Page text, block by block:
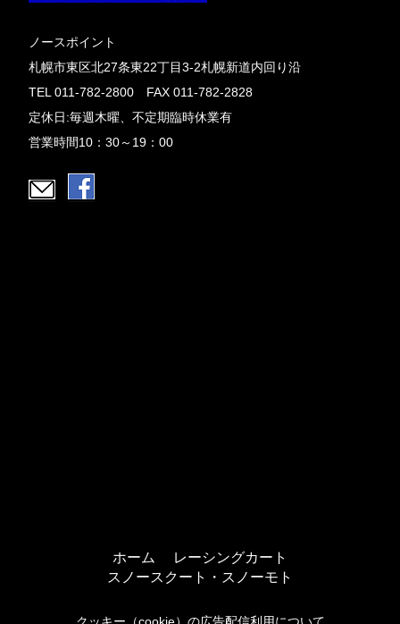
ノースポイント
札幌市東区北27条東22丁目3-2札幌新道内回り沿
TEL 011-782-2800 FAX 011-782-2828
定休日:毎週木曜、不定期臨時休業有
営業時間10：30～19：00
ホーム
レーシングカート
スノースクート・スノーモト